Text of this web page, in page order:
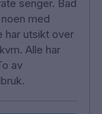
senger. Bad
med
har utsikt over
Alle har
av